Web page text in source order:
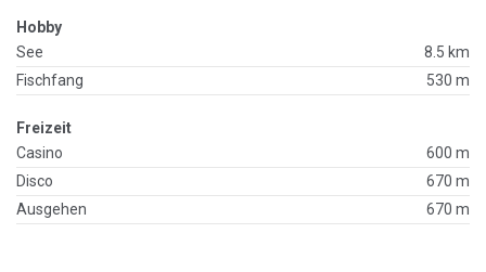
Hobby
See
8.5 km
Fischfang
530 m
Freizeit
Casino
600 m
Disco
670 m
Ausgehen
670 m